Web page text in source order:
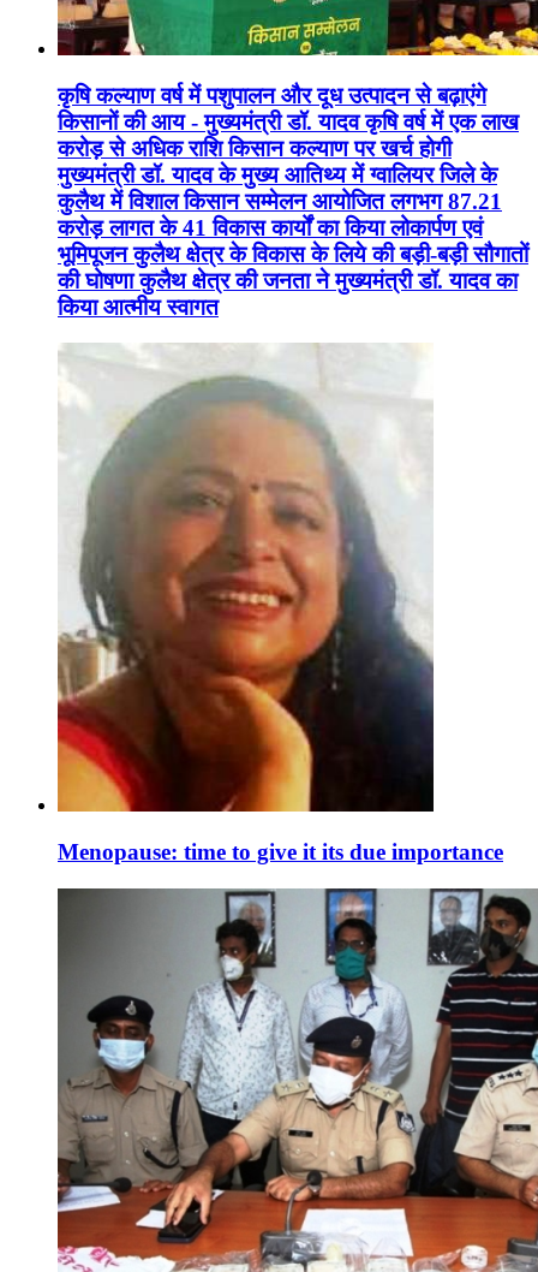
कृषि कल्याण वर्ष में पशुपालन और दूध उत्पादन से बढ़ाएंगे
किसानों की आय - मुख्यमंत्री डॉ. यादव कृषि वर्ष में एक लाख
करोड़ से अधिक राशि किसान कल्याण पर खर्च होगी
मुख्यमंत्री डॉ. यादव के मुख्य आतिथ्य में ग्वालियर जिले के
कुलैथ में विशाल किसान सम्मेलन आयोजित लगभग 87.21
करोड़ लागत के 41 विकास कार्यों का किया लोकार्पण एवं
भूमिपूजन कुलैथ क्षेत्र के विकास के लिये की बड़ी-बड़ी सौगातों
की घोषणा कुलैथ क्षेत्र की जनता ने मुख्यमंत्री डॉ. यादव का
किया आत्मीय स्वागत
Menopause: time to give it its due importance